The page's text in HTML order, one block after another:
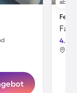
ab
4.5